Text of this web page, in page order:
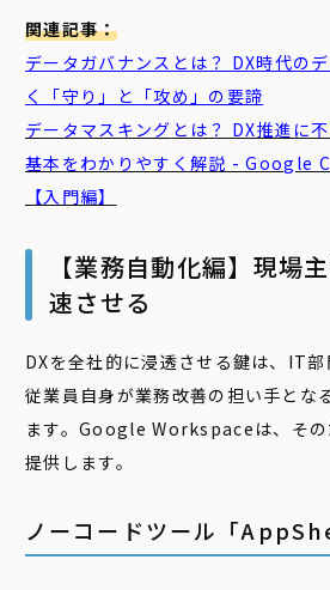
関連記事：
データガバナンスとは？ DX時代の
く「守り」と「攻め」の要諦
データ マスキング とは？ DX推進に
基本をわかりやすく解説 - Google
【入門編】
【業務自動化編】現場
速させる
DXを全社的に浸透させる鍵は、IT
従業員自身が業務改善の担い手とな
ます。Google Workspaceは、その
提供します。
ノーコードツール「